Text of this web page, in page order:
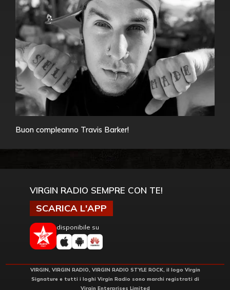
Buon compleanno Travis Barker!
VIRGIN RADIO SEMPRE CON TE!
SCARICA L'APP
disponibile su
VIRGIN, VIRGIN RADIO, VIRGIN RADIO STYLE ROCK, il logo Virgin
Signature e tutti i loghi Virgin Radio sono marchi registrati di
Virgin Enterprises Limited